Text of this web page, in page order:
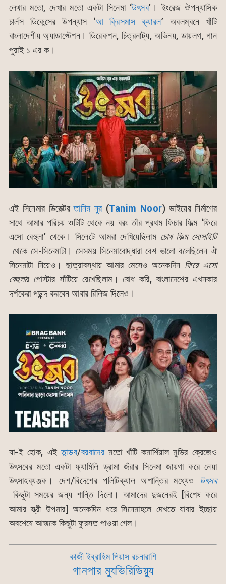
c
e
b
o
k
at
s
A
p
s
s
g
er
ai
l
লেখার মতো, দেখার মতো একটা সিনেমা ‘উৎসব’। ইংরেজ ঔপন্যাসিক
চার্লস ডিকেন্সের উপন্যাস ‘আ ক্রিসমাস ক্যারল’ অবলম্বনে খাঁটি
বাংলাদেশীয় অ্যাডাপ্টেশন। ডিরেকশন, চিত্রনাট্য, অভিনয়, ডায়লগ, গান
পুরাই ১ এর ক।
এই সিনেমার ডিরেক্টরতানিম নুর (Tanim Noor) ভাইয়ের নির্মাণের
সাথে আমার পরিচয় ওটিটি থেকে নয় বরং তাঁর প্রথম ফিচার ফিল্ম ‘ফিরে
এসো বেহুলা’ থেকে। সিলেটে আমরা দেখিয়েছিলাম চোখ ফিল্ম সোসাইটি
থেকে সে-সিনেমাটা। সেসময় সিনেমাবোদ্ধারা বেশ ভালো বলেছিলেন ঐ
সিনেমাটা নিয়েও। ছাত্রাবস্থায় আমার মেসেও অনেকদিন ফিরে এসো
বেহুলার পোস্টার সাঁটিয়ে রেখেছিলাম। বোধ করি, বাংলাদেশের এখনকার
দর্শকেরা পছন্দ করবেন আবার রিলিজ দিলেও।
যা-ই হোক, এইতান্ডব/বরবাদের মতো খাঁটি কমার্শিয়াল মুভির ক্রেজেও
উৎসবের মতো একটা ফ্যামিলি ড্রামা জঁরার সিনেমা জায়গা করে নেয়া
উৎসাহব্যঞ্জক। দেশ/বিদেশের পলিটিক্যাল অশান্তির মধ্যেও উৎসব
কিছুটা সময়ের জন্য শান্তি দিলো। আমাদের দুজনেরই [বিশেষ করে
আমার স্ত্রী উপমার] অনেকদিন ধরে সিনেমাহলে দেখতে যাবার ইচ্ছায়
অবশেষে আজকে কিছুটা ফুরসত পাওয়া গেল।
কাজী ইব্রাহিম পিয়াস রচনারাশি
গানপার ম্যুভিরিভিয়্যু